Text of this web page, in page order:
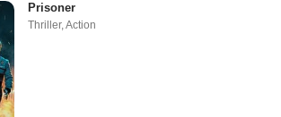
Prisoner
Thriller,Action